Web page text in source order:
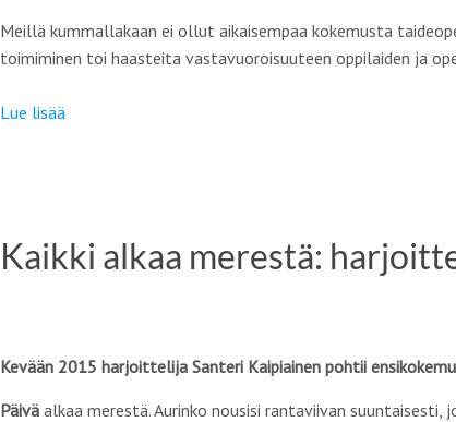
Meillä kummallakaan ei ollut aikaisempaa kokemusta
toimiminen toi haasteita vastavuoroisuuteen oppilaiden ja
Lue lisää
Kaikki alkaa merestä:
Kevään 2015 harjoittelija Santeri Kaipiainen pohtii
Päivä alkaa merestä. Aurinko nousisi rantaviivan